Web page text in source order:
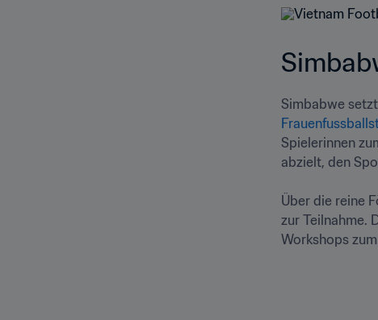
Spielerinnen
abzielt, den
Über die reine
zur Teilnahme.
Workshops